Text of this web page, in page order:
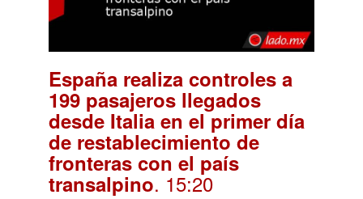
España realiza controles a
199 pasajeros llegados
desde Italia en el primer día
de restablecimiento de
fronteras con el país
transalpino. 15:20